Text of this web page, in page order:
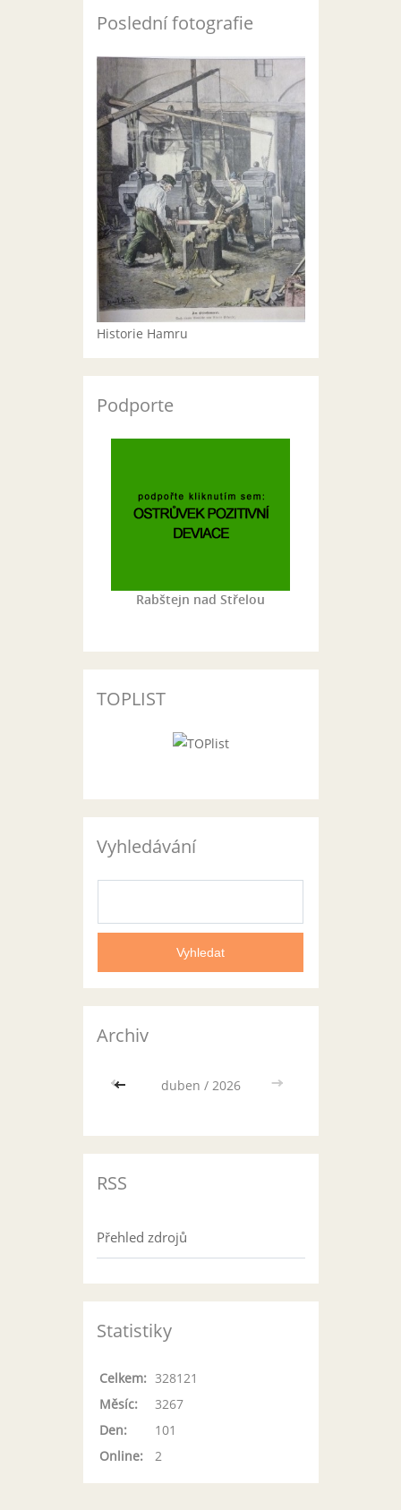
Poslední fotografie
Historie Hamru
Podporte
Rabštejn nad Střelou
TOPLIST
Vyhledávání
Archiv
<< duben / 2026 >>
RSS
Přehled zdrojů
Statistiky
Online: 2
Celkem: 328121
Měsíc:
3267
Den:
101